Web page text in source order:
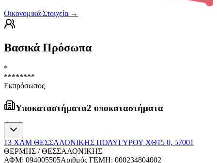
Οικονομικά Στοιχεία →
Βασικά Πρόσωπα
*
********
Εκπρόσωπος
Υποκαταστήματα2 υποκαταστήματα
13 ΧΛΜ ΘΕΣΣΑΛΟΝΙΚΗΣ ΠΟΛΥΓΥΡΟΥ ΧΘ15 0, 57001
ΘΕΡΜΗΣ / ΘΕΣΣΑΛΟΝΙΚΗΣ
ΑΦΜ: 094005505Αριθμός ΓΕΜΗ: 000234804002